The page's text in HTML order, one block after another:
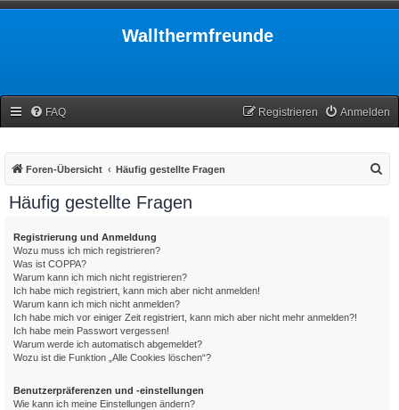
Wallthermfreunde
FAQ Anmelden
Registrieren
Foren-Übersicht Häufig gestellte Fragen
Häufig gestellte Fragen
Registrierung und Anmeldung
Wozu muss ich mich registrieren?
Was ist COPPA?
Warum kann ich mich nicht registrieren?
Ich habe mich registriert, kann mich aber nicht anmelden!
Warum kann ich mich nicht anmelden?
Ich habe mich vor einiger Zeit registriert, kann mich aber nicht mehr anmelden?!
Ich habe mein Passwort vergessen!
Warum werde ich automatisch abgemeldet?
Wozu ist die Funktion „Alle Cookies löschen“?
Benutzerpräferenzen und -einstellungen
Wie kann ich meine Einstellungen ändern?